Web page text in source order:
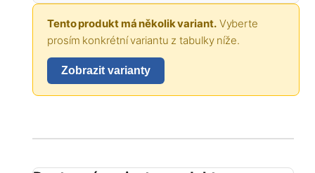
Tento produkt má několik variant.Vyberte
prosím konkrétní variantu z tabulky níže.
Zobrazit varianty